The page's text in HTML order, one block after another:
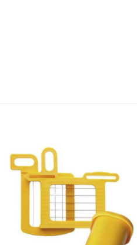
Lägg till i
önskelistan